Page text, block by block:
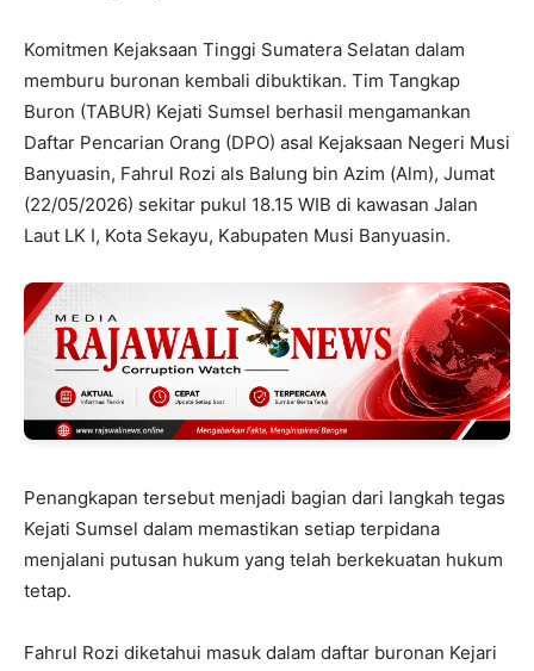
Komitmen Kejaksaan Tinggi Sumatera Selatan dalam
memburu buronan kembali dibuktikan. Tim Tangkap
Buron (TABUR) Kejati Sumsel berhasil mengamankan
Daftar Pencarian Orang (DPO) asal Kejaksaan Negeri Musi
Banyuasin, Fahrul Rozi als Balung bin Azim (Alm), Jumat
(22/05/2026) sekitar pukul 18.15 WIB di kawasan Jalan
Laut LK I, Kota Sekayu, Kabupaten Musi Banyuasin.
Penangkapan tersebut menjadi bagian dari langkah tegas
Kejati Sumsel dalam memastikan setiap terpidana
menjalani putusan hukum yang telah berkekuatan hukum
tetap.
Fahrul Rozi diketahui masuk dalam daftar buronan Kejari